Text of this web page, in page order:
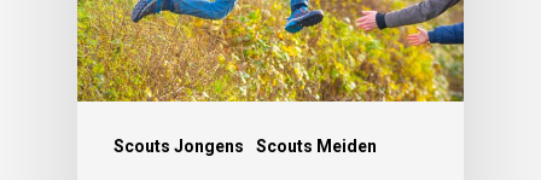
Scouts Jongens Scouts Meiden